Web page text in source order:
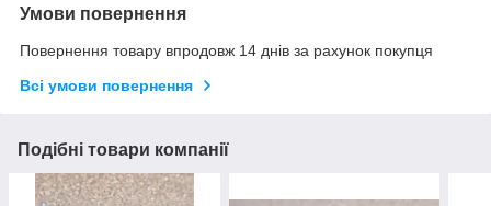
Умови повернення
Повернення товару впродовж 14 днів за рахунок покупця
Всі умови повернення
Подібні товари компанії